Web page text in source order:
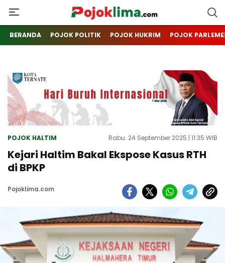
pojoklima.com
Mojokin
BERANDA POJOK POLITIK POJOK HUKRIM POJOK
POJOK HALTIM Rabu. 24 September 2025 | 11:35 WIB
Kejari Haltim Bakal Ekspose Kasus RTH
di BPKP
Pojoklima.com